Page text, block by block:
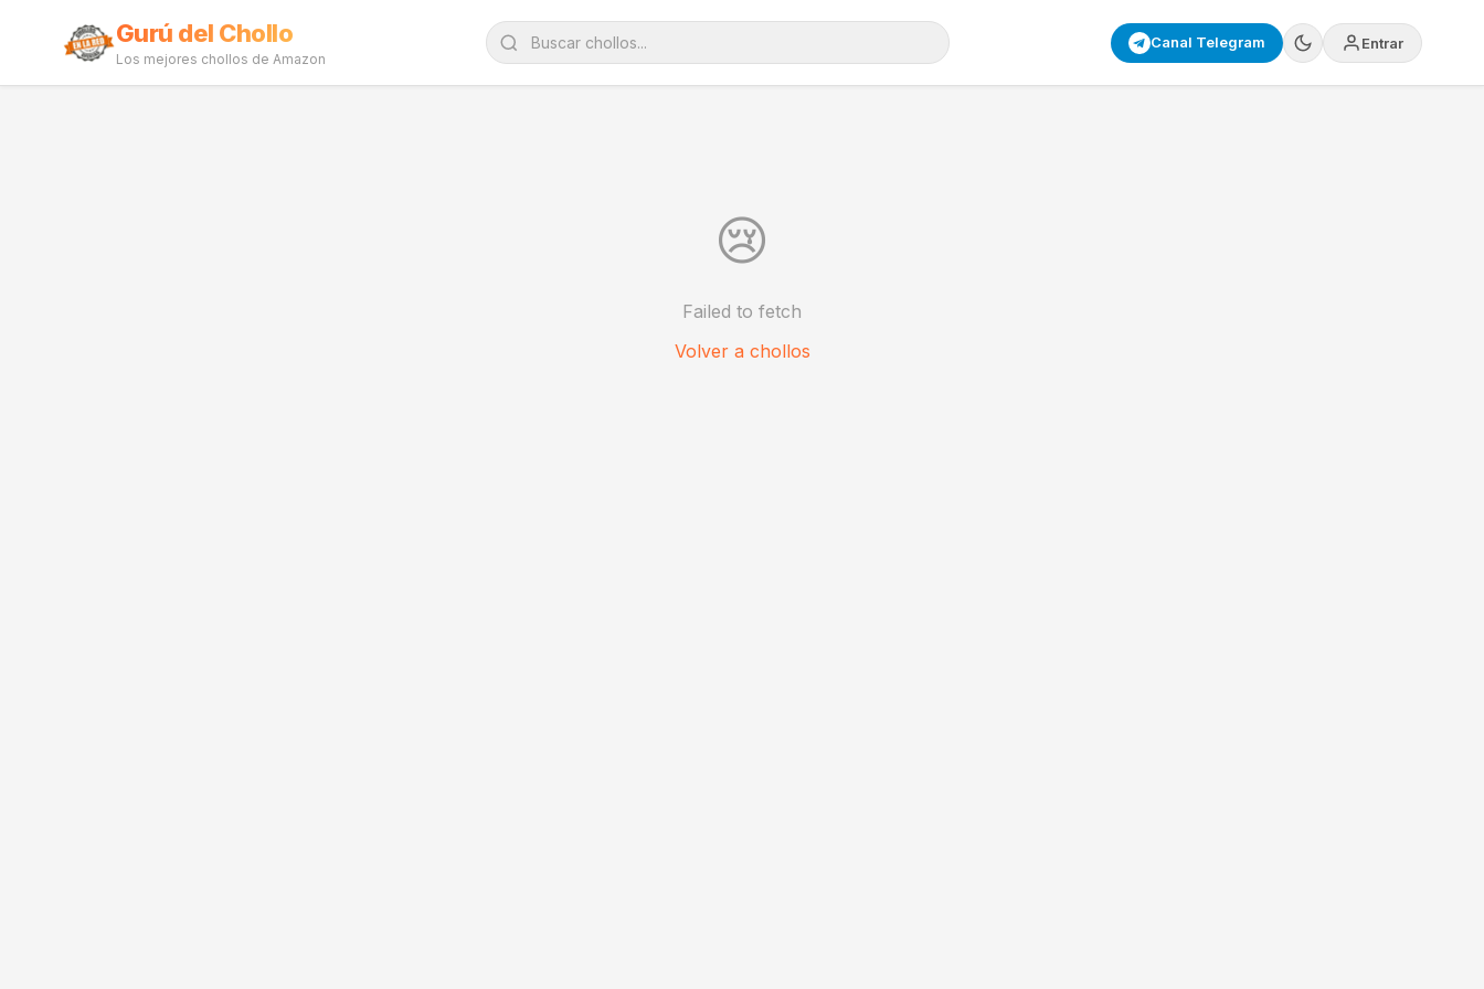
Gurú del Chollo
Los mejores chollos de Amazon
Canal Telegram Entrar
😢
Failed to fetch
Volver a chollos